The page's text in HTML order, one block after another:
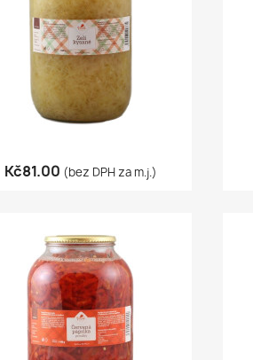
Quick view
Kč81.00 (bez DPH za m.j.)